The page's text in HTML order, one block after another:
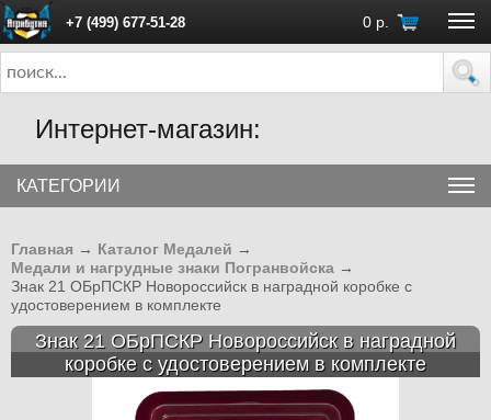
+7 (499) 677-51-28 0 р.
ПН - ПТ с 10:00 до 18:00 (Москва)
Интернет-магазин:
КАТЕГОРИИ
Главная → Каталог Медалей →
Медали и нагрудные знаки Погранвойска →
Знак 21 ОБрПСКР Новороссийск в наградной коробке с
удостоверением в комплекте
Знак 21 ОБрПСКР Новороссийск в наградной
коробке с удостоверением в комплекте